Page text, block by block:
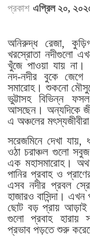
প্রকাশ এপ্রিল ২০,
অনিরুদ্ধ রেজা,
খরস্রোতা নদীগুলো
খুঁজে পাওয়া যায় না।
নদ-নদীর বুকে
সমারোহ। শুকনো
ভুট্টাসহ বিভিন্ন
আসছেন। অন্যদিকে
এ অঞ্চলের
সরেজমিনে দেখা যায়,
ওঠা চরাঞ্চল গুলো
এক মহাসমারোহ।
পানির প্রবাহ ও
এসব নদীর প্রবল
হাজারও বাসিন্দা। এখন
ছোট বড় প্রায় আড়াই
গুলো প্রবাহ হারায়
প্রভাব পড়তে শুরু